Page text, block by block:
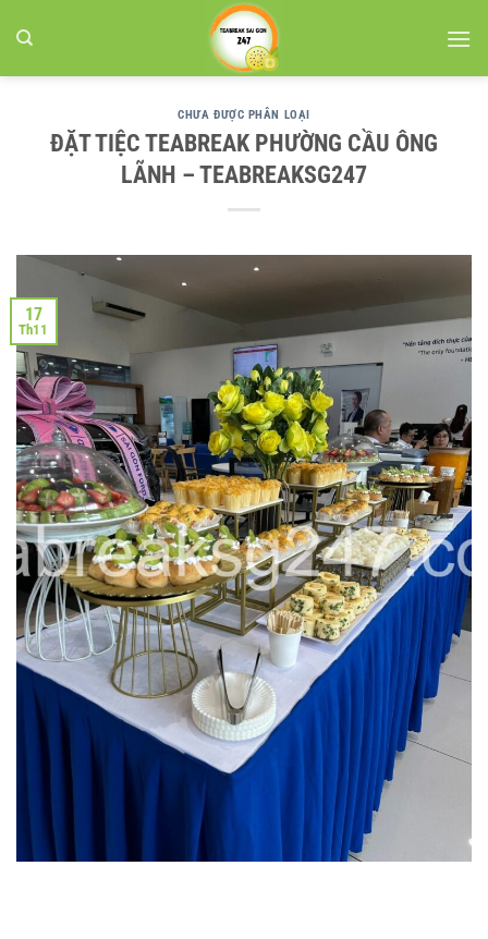
qua
CHƯA ĐƯỢC PHÂN LOẠI
ĐẶT TIỆC TEABREAK PHƯỜNG CẦU ÔNG
LÃNH – TEABREAKSG247
17
Th11